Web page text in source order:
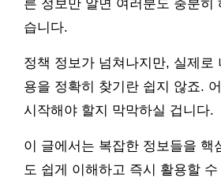
른 정보만 알면 여러분도 충분히
습니다.
정책 정보가 넘쳐나지만, 실제로
용을 정확히 찾기란 쉽지 않죠.
시작해야 할지 막막하실 겁니다.
이 글에서는 복잡한 정보들을 핵
도 쉽게 이해하고 즉시 활용할